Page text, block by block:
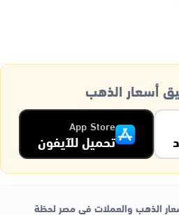
أسعار الذهب
App Store
تحميل للآيفون
الذهب والعملات في مصر لحظة